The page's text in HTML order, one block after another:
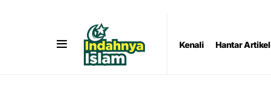
Kenali Hantar Artikel